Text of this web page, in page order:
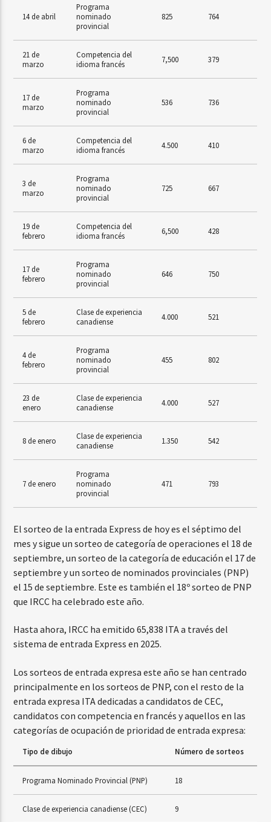
14 de abril
Programa
nominado
provincial
825 764
21 de
marzo
Competencia del
idioma francés
7,500 379
17 de
marzo
Programa
nominado
provincial
536 736
6 de
marzo
Competencia del
idioma francés
4.500 410
3 de
marzo
Programa
nominado
provincial
725 667
19 de
febrero
Competencia del
idioma francés
6,500 428
17 de
febrero
Programa
nominado
provincial
646 750
5 de
febrero
Clase de experiencia
canadiense
4.000 521
4 de
febrero
Programa
nominado
provincial
455 802
23 de
enero
Clase de experiencia
canadiense
4.000 527
8 de enero
Clase de experiencia
canadiense
1.350 542
7 de enero
Programa
nominado
provincial
471 793
El sorteo de la entrada Express de hoy es el séptimo del
mes y sigue un sorteo de categoría de operaciones el 18 de
septiembre, un sorteo de la categoría de educación el 17 de
septiembre y un sorteo de nominados provinciales (PNP)
el 15 de septiembre. Este es también el 18º sorteo de PNP
que IRCC ha celebrado este año.
Hasta ahora, IRCC ha emitido 65,838 ITA a través del
sistema de entrada Express en 2025.
Los sorteos de entrada expresa este año se han centrado
principalmente en los sorteos de PNP, con el resto de la
entrada expresa ITA dedicadas a candidatos de CEC,
candidatos con competencia en francés y aquellos en las
categorías de ocupación de prioridad de entrada expresa:
Tipo de dibujo Número de sorteos
Programa Nominado Provincial (PNP) 18
Clase de experiencia canadiense (CEC) 9